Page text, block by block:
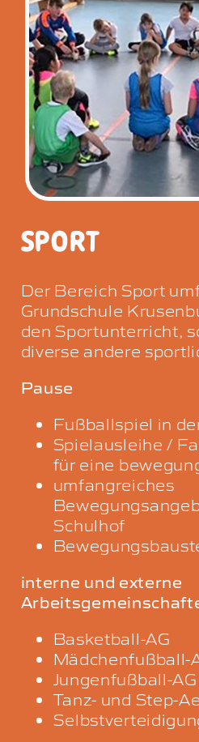
SPORT
Der Bereich Sport
Grundschule
den Sportunterricht,
diverse andere
Pause
Fußballspiel in
Spielausleihe /
für eine
umfangreiches
Schulhof
interne und externe
Basketball-AG
Mädchenfußball-
Jungenfußball-AG
Tanz- und Step-